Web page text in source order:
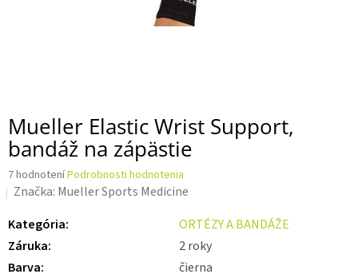
Mueller Elastic Wrist Support,
bandáž na zápästie
Priemerné
hodnotenie
je
z 5
hviezdičiek.
7 hodnoteníPodrobnosti hodnotenia
Značka: Mueller Sports Medicine
Kategória:
ORTÉZY A BANDÁŽE
Záruka:
2 roky
Barva:
čierna